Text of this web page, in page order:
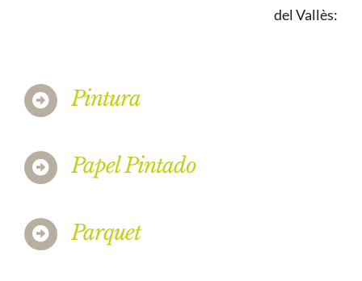
del Vallès:
Pintura
Papel Pintado
Parquet